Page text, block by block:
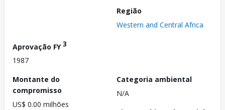
Região
Western and Central Africa
Aprovação FY3
1987
Montante do
compromisso
US$ 0.00 milhões
Categoria ambiental
N/A